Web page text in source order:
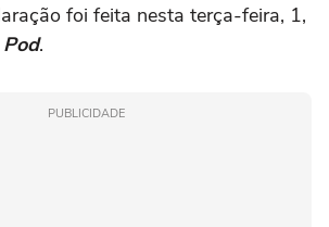
foi feita nesta terça-feira, 1,
.
PUBLICIDADE